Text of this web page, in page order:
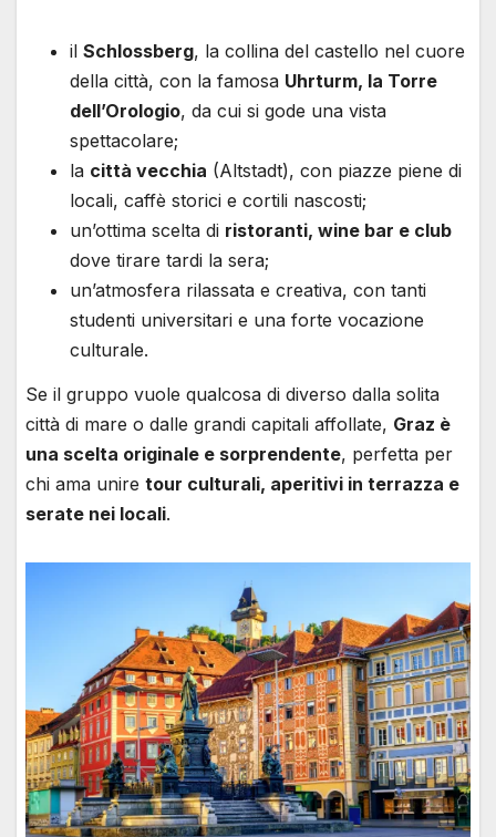
il Schlossberg, la collina del castello nel cuore
della città, con la famosa Uhrturm, la Torre
dell’Orologio, da cui si gode una vista
spettacolare;
la città vecchia (Altstadt), con piazze piene di
locali, caffè storici e cortili nascosti;
un’ottima scelta di ristoranti, wine bar e club
dove tirare tardi la sera;
un’atmosfera rilassata e creativa, con tanti
studenti universitari e una forte vocazione
culturale.
Se il gruppo vuole qualcosa di diverso dalla solita
città di mare o dalle grandi capitali affollate, Graz è
una scelta originale e sorprendente, perfetta per
chi ama unire tour culturali, aperitivi in terrazza e
serate nei locali.